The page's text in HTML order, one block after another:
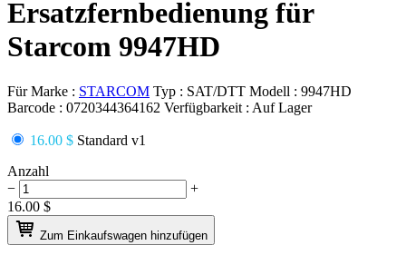
Ersatzfernbedienung für
Starcom 9947HD
Für Marke : STARCOM Typ : SAT/DTT Modell : 9947HD
Barcode : 0720344364162 Verfügbarkeit : Auf Lager
16.00 $ Standard v1
Anzahl
−
+
16.00 $
Zum Einkaufswagen hinzufügen